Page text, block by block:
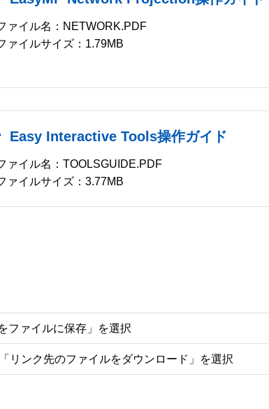
ァイル名：NETWORK.PDF
ァイルサイズ：1.79MB
Easy Interactive Tools操作ガイド
ァイル名：TOOLSGUIDE.PDF
ァイルサイズ：3.77MB
ファイルに保存」を選択
リンク先のファイルをダウンロード」を選択